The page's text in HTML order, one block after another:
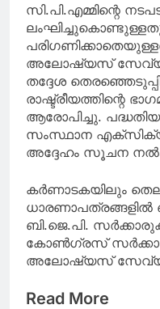
സി.പി.എമ്മിന്റെ
അലോഷ്യസ് സേവ്യര്‍
തദ്ദേശ
രാഷ്ട്രീയത്തിന്റെ
ആരോപിച്ചു.
സംസ്ഥാന
അദ്ദേഹം സൂചന
കര്‍ണാടകയിലും
ധാരണാപത്രങ്ങളില്‍
ബി.ജെ.പി.
കോണ്‍ഗ്രസ്
അലോഷ്യസ് സേവ്യര്‍
Read More